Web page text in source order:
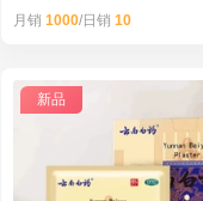
月销 1000/日销 10
新品